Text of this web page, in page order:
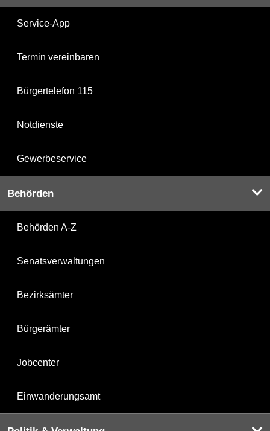
Service-App
Termin vereinbaren
Bürgertelefon 115
Notdienste
Gewerbeservice
Behörden
Behörden A-Z
Senatsverwaltungen
Bezirksämter
Bürgerämter
Jobcenter
Einwanderungsamt